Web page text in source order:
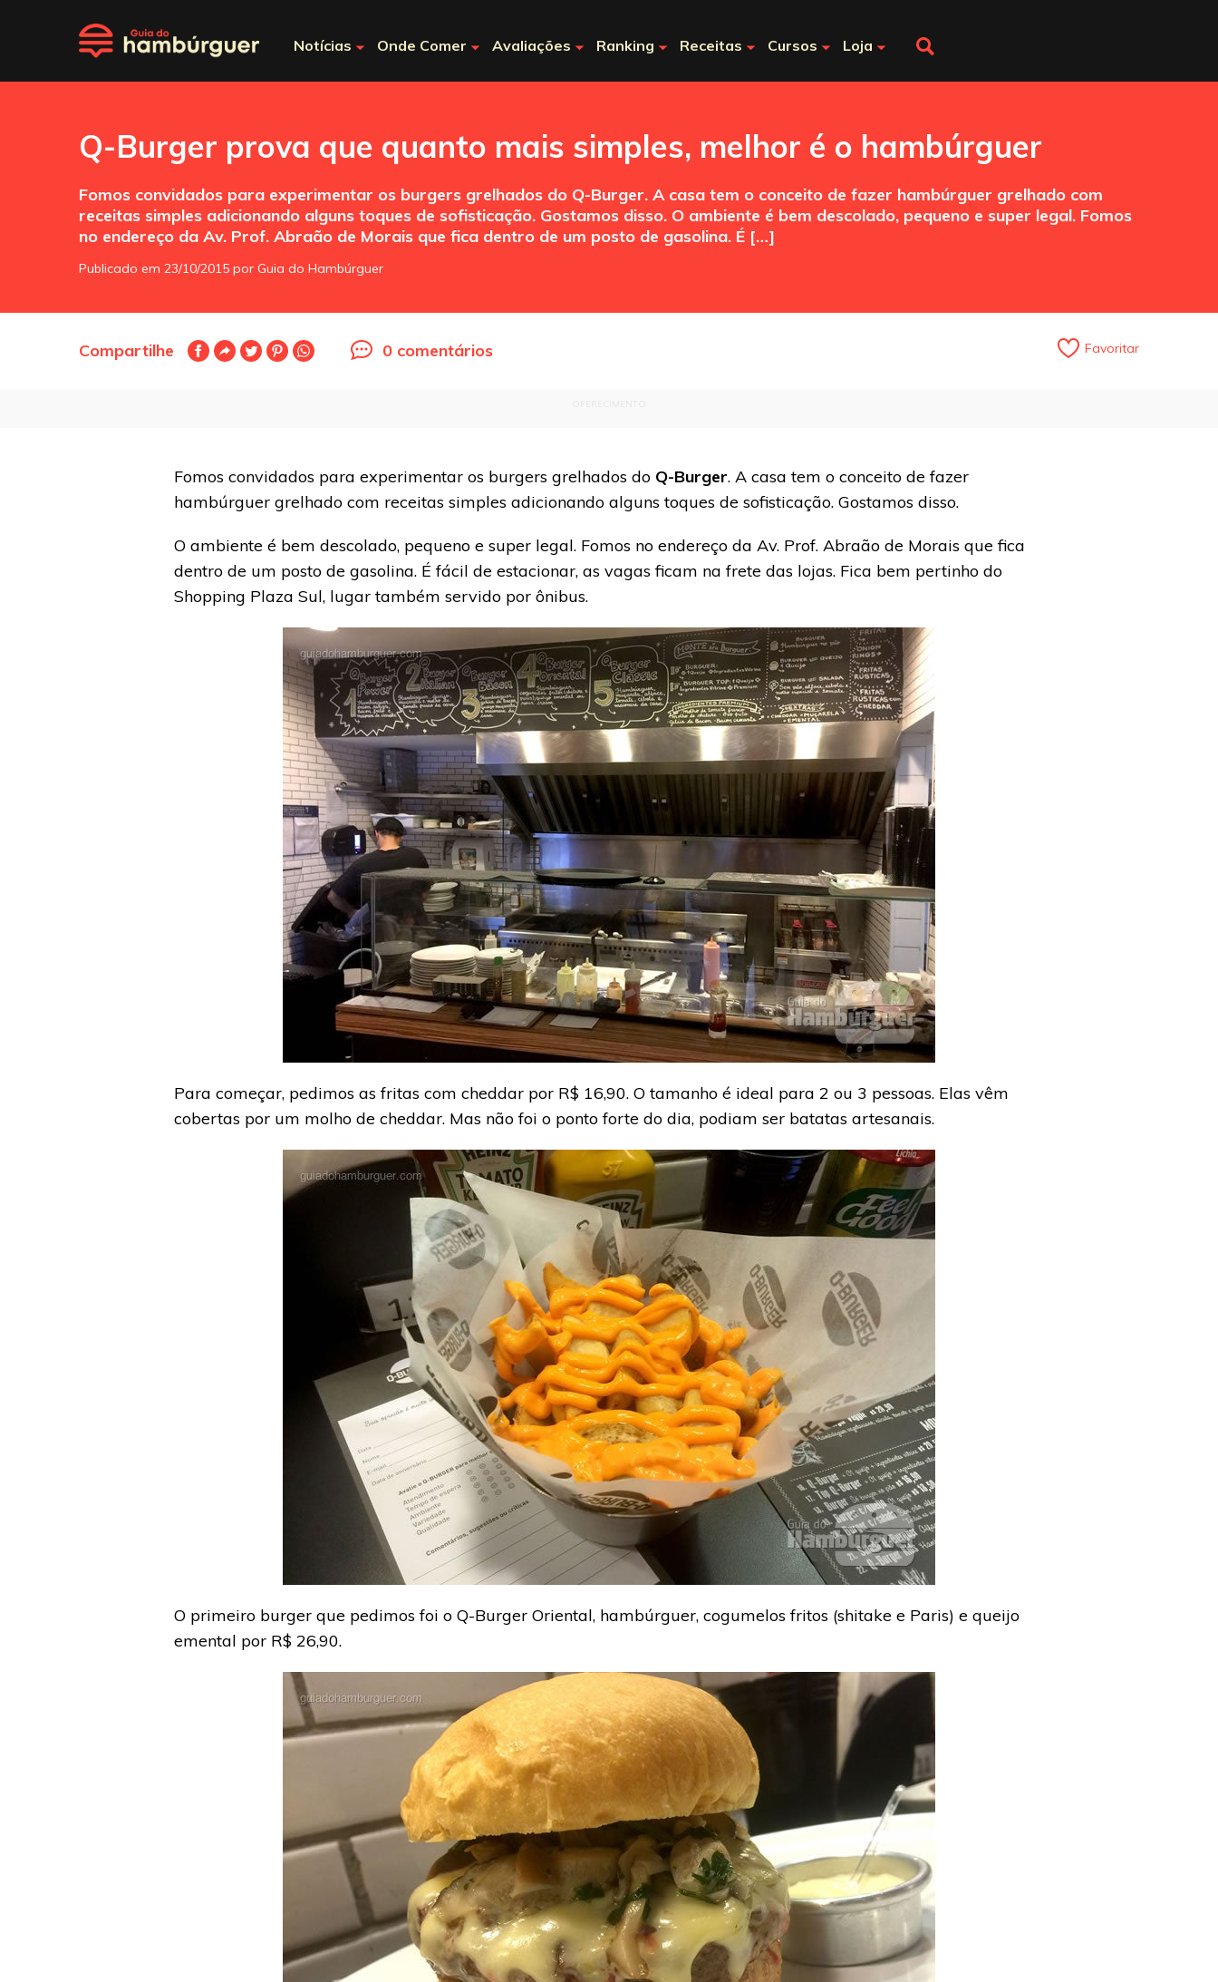
Notícias Onde Comer Avaliações Ranking Receitas Cursos Loja
Q-Burger prova que quanto mais simples, melhor é o hambúrguer
Fomos convidados para experimentar os burgers grelhados do Q-Burger. A casa tem o conceito de fazer hambúrguer grelhado com
receitas simples adicionando alguns toques de sofisticação. Gostamos disso. O ambiente é bem descolado, pequeno e super legal. Fomos
no endereço da Av. Prof. Abraão de Morais que fica dentro de um posto de gasolina. É […]
Publicado em 23/10/2015 por Guia do Hambúrguer
Compartilhe 0 comentários Favoritar
Fomos convidados para experimentar os burgers grelhados do Q-Burger. A casa tem o conceito de fazer
hambúrguer grelhado com receitas simples adicionando alguns toques de sofisticação. Gostamos disso.
O ambiente é bem descolado, pequeno e super legal. Fomos no endereço da Av. Prof. Abraão de Morais que fica
dentro de um posto de gasolina. É fácil de estacionar, as vagas ficam na frete das lojas. Fica bem pertinho do
Shopping Plaza Sul, lugar também servido por ônibus.
Para começar, pedimos as fritas com cheddar por R$ 16,90. O tamanho é ideal para 2 ou 3 pessoas. Elas vêm
cobertas por um molho de cheddar. Mas não foi o ponto forte do dia, podiam ser batatas artesanais.
O primeiro burger que pedimos foi o Q-Burger Oriental, hambúrguer, cogumelos fritos (shitake e Paris) e queijo
emental por R$ 26,90.